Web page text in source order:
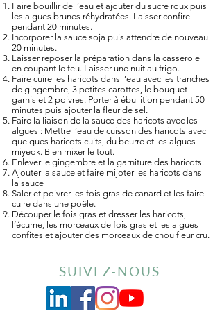
Faire bouillir de l’eau et ajouter du sucre roux puis
les algues brunes réhydratées. Laisser confire
pendant 20 minutes.
Incorporer la sauce soja puis attendre de nouveau
20 minutes.
Laisser reposer la préparation dans la casserole
en coupant le feu. Laisser une nuit au frigo.
Faire cuire les haricots dans l’eau avec les tranches
de gingembre, 3 petites carottes, le bouquet
garnis et 2 poivres. Porter à ébullition pendant 50
minutes puis ajouter la fleur de sel.
Faire la liaison de la sauce des haricots avec les
algues : Mettre l’eau de cuisson des haricots avec
quelques haricots cuits, du beurre et les algues
miyeok. Bien mixer le tout.
Enlever le gingembre et la garniture des haricots.
Ajouter la sauce et faire mijoter les haricots dans
la sauce
Saler et poivrer les fois gras de canard et les faire
cuire dans une poêle.
Découper le fois gras et dresser les haricots,
l’écume, les morceaux de fois gras et les algues
confites et ajouter des morceaux de chou fleur cru.
SUIVEZ-NOUS